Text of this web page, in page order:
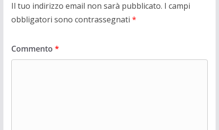
Il tuo indirizzo email non sarà pubblicato. I campi
obbligatori sono contrassegnati *
Commento *